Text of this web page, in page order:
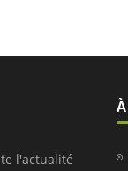
l'actualité